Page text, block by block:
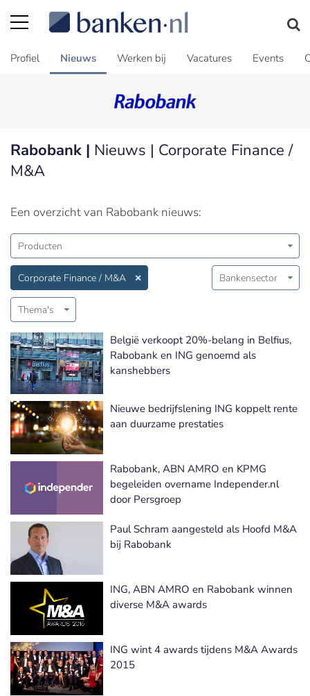
Profiel Nieuws Werken bij Vacatures Events
Rabobank | Nieuws | Corporate Finance /
M&A
Een overzicht van Rabobank nieuws:
Producten
Corporate Finance / M&A Bankensector
Thema's
België verkoopt 20%-belang in Belfius,
Rabobank en ING genoemd als
kanshebbers
Nieuwe bedrijfslening ING koppelt rente
aan duurzame prestaties
Rabobank, ABN AMRO en KPMG
begeleiden overname Independer.nl
door Persgroep
Paul Schram aangesteld als Hoofd M&A
bij Rabobank
ING, ABN AMRO en Rabobank winnen
diverse M&A awards
ING wint 4 awards tijdens M&A Awards
2015